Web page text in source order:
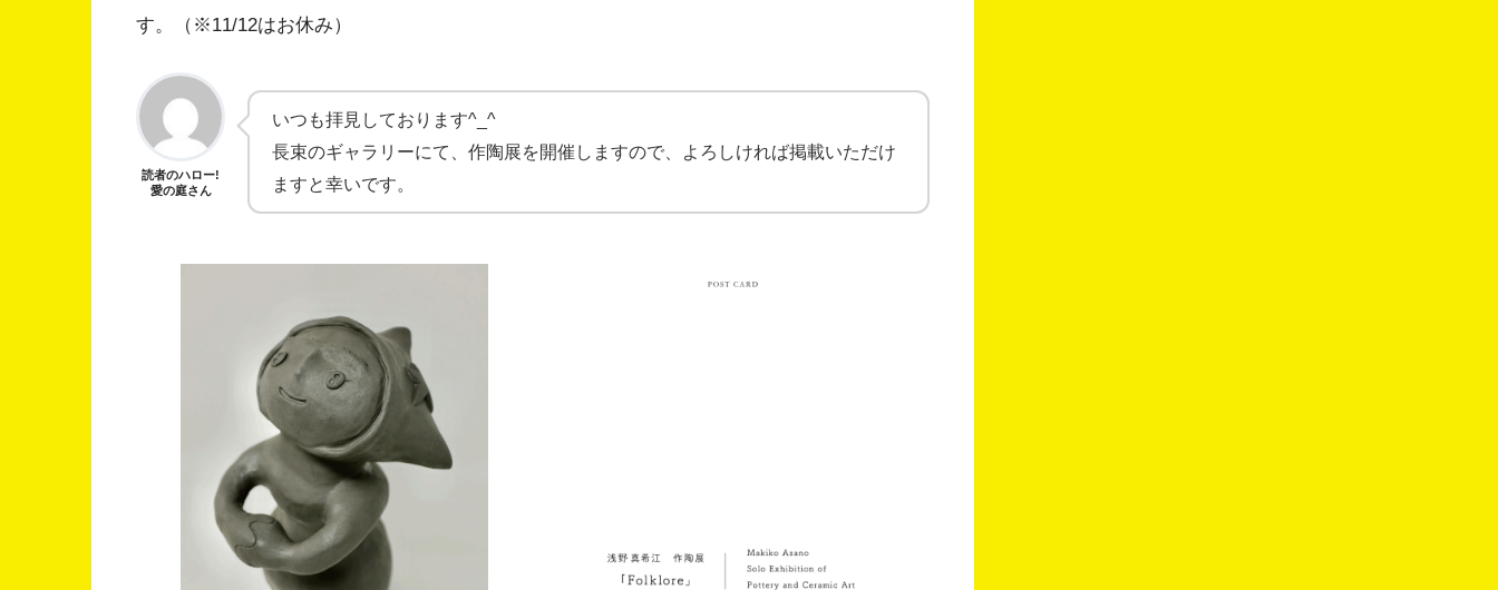
す。（※11/12はお休み）
読者のハロー!
愛の庭さん
いつも拝見しております︎^_^
長束のギャラリーにて、作陶展を開催しますので、よろしければ掲載いただけ
ますと幸いです。